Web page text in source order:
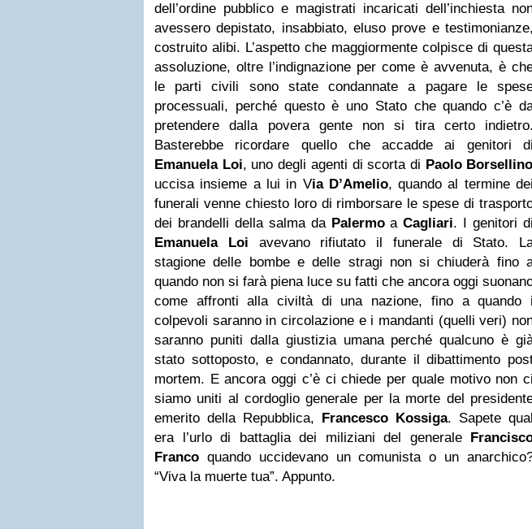
dell’ordine pubblico e magistrati incaricati dell’inchiesta
avessero depistato, insabbiato, eluso prove e testimonianze,
costruito alibi. L’aspetto che maggiormente colpisce di
assoluzione, oltre l’indignazione per come è avvenuta, è
le parti civili sono state condannate a pagare le
processuali, perché questo è uno Stato che quando c’è
pretendere dalla povera gente non si tira certo indietro.
Basterebbe ricordare quello che accadde ai genitori di
Emanuela Loi, uno degli agenti di scorta di Paolo Borsellino
uccisa insieme a lui in Via D’Amelio, quando al termine dei
funerali venne chiesto loro di rimborsare le spese di
dei brandelli della salma da PalermoaCagliari. I genitori di
Emanuela Loi avevano rifiutato il funerale di Stato.
stagione delle bombe e delle stragi non si chiuderà fino
quando non si farà piena luce su fatti che ancora oggi
come affronti alla civiltà di una nazione, fino a quando i
colpevoli saranno in circolazione e i mandanti (quelli veri)
saranno puniti dalla giustizia umana perché qualcuno è
stato sottoposto, e condannato, durante il dibattimento
mortem. E ancora oggi c’è ci chiede per quale motivo non ci
siamo uniti al cordoglio generale per la morte del
emerito della Repubblica, Francesco Kossiga. Sapete qual
era l’urlo di battaglia dei miliziani del generale
Franco quando uccidevano un comunista o un
“Viva la muerte tua”. Appunto.